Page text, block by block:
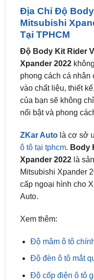
Địa Chỉ Độ
Mitsubishi
Tại TPHCM
Độ Body Kit Rider
Xpander 2022
phong cách cá
vào chất liệu, thiết
của bạn sẽ không
nổi bật và phong
ZKar Autolà cơ sở
ô tô tại tphcm. Body
Xpander 2022là
Mitsubishi Xpander
cấp ngoại hình cho
Auto.
Xem thêm:
Độ mâm ô tô
Độ đèn ô tô mắt
Độ cốp điện ô tô